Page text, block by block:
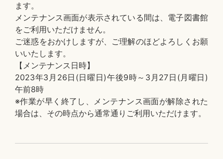
ます。
メンテナンス画面が表示されている間は、電子図書館
をご利用いただけません。
ご迷惑をおかけしますが、ご理解のほどよろしくお願
いいたします。
【メンテナンス日時】
2023年3月26日(日曜日)午後9時～3月27日(月曜日)
午前8時
※作業が早く終了し、メンテナンス画面が解除された
場合は、その時点から通常通りご利用いただけます。